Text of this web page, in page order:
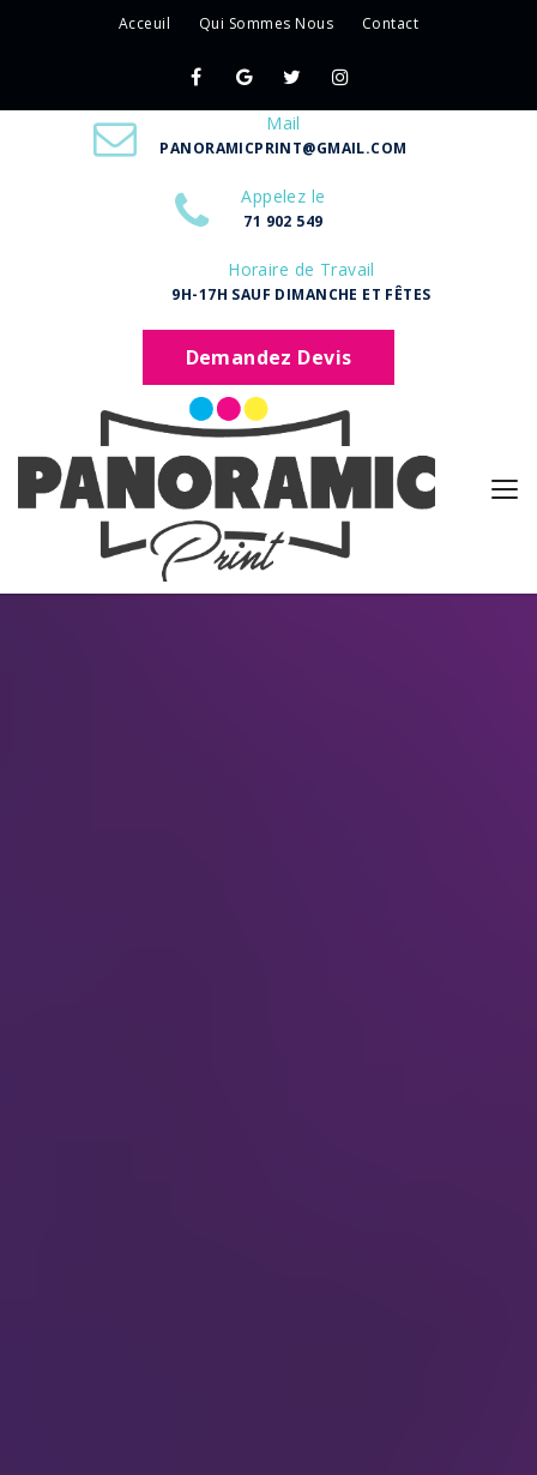
Acceuil Qui Sommes Nous Contact
Mail
PANORAMICPRINT@GMAIL.COM
Appelez le
71 902 549
Horaire de Travail
9H-17H SAUF DIMANCHE ET FÊTES
Demandez Devis